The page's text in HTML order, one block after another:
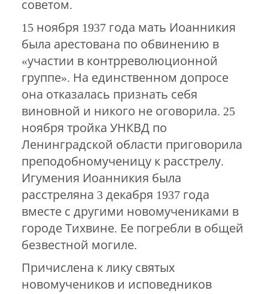
советом.
15 ноября 1937 года мать Иоанникия
была арестована по обвинению в
«участии в контрреволюционной
группе». На единственном допросе
она отказалась признать себя
виновной и никого не оговорила. 25
ноября тройка УНКВД по
Ленинградской области приговорила
преподобномученицу к расстрелу.
Игумения Иоанникия была
расстреляна 3 декабря 1937 года
вместе с другими новомучениками в
городе Тихвине. Ее погребли в общей
безвестной могиле.
Причислена к лику святых
новомучеников и исповедников